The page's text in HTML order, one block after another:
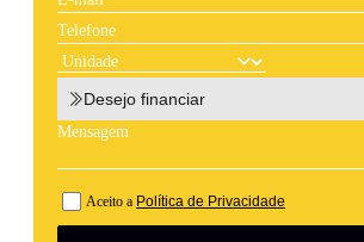
Desejo financiar
Aceito a Política de Privacidade